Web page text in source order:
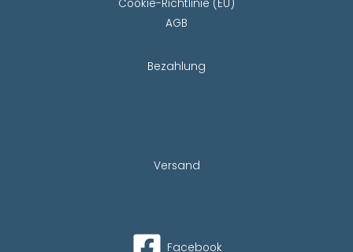
Cookie-Richtlinie (EU)
AGB
Bezahlung
Versand
Facebook